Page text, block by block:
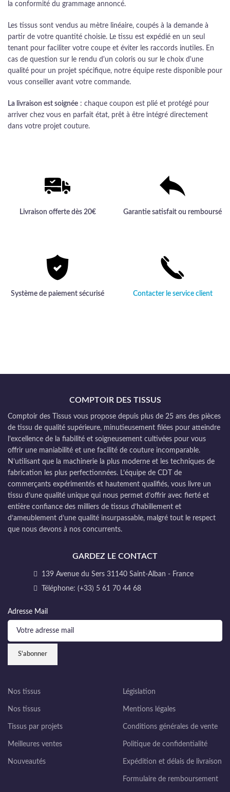
la conformité du grammage annoncé.
Les tissus sont vendus au mètre linéaire, coupés à la demande à
partir de votre quantité choisie. Le tissu est expédié en un seul
tenant pour faciliter votre coupe et éviter les raccords inutiles. En
cas de question sur le rendu d'un coloris ou sur le choix d'une
qualité pour un projet spécifique, notre équipe reste disponible pour
vous conseiller avant votre commande.
La livraison est soignée : chaque coupon est plié et protégé pour
arriver chez vous en parfait état, prêt à être intégré directement
dans votre projet couture.
Livraison offerte dès 20€ Garantie satisfait ou remboursé
Système de paiement sécurisé Contacter le service client
COMPTOIR DES TISSUS
Comptoir des Tissus vous propose depuis plus de 25 ans des pièces
de tissu de qualité supérieure, minutieusement filées pour atteindre
l’excellence de la fiabilité et soigneusement cultivées pour vous
offrir une maniabilité et une facilité de couture incomparable.
N’utilisant que la machinerie la plus moderne et les techniques de
fabrication les plus perfectionnées. L’équipe de CDT de
commerçants expérimentés et hautement qualifiés, vous livre un
tissu d’une qualité unique qui nous permet d’offrir avec fierté et
entière confiance des milliers de tissus d’habillement et
d’ameublement d’une qualité insurpassable, malgré tout le respect
que nous devons à nos concurrents.
GARDEZ LE CONTACT
139 Avenue du Sers 31140 Saint-Alban - France
Téléphone: (+33) 5 61 70 44 68
Adresse Mail
Nos tissus
Nos tissus
Tissus par projets
Meilleures ventes
Nouveautés
Législation
Mentions légales
Conditions générales de vente
Politique de confidentialité
Expédition et délais de livraison
Formulaire de remboursement